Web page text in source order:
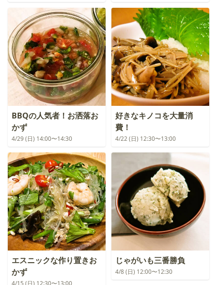
BBQの人気者！お洒落お
かず
4/29 (日) 14:00〜14:30
好きなキノコを大量消
費！
4/22 (日) 12:30〜13:00
エスニックな作り置きお
かず
じゃがいも三番勝負
4/8 (日) 12:00〜12:30